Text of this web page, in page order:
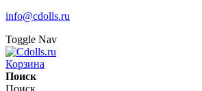
info@cdolls.ru
Toggle Nav
Корзина
Поиск
Поиск